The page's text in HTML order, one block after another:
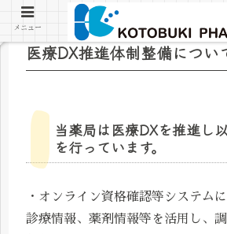
医療DX推進体制整備につい
当薬局は医療DXを推進し
を行っています。
・オンライン資格確認等システム
診療情報、薬剤情報等を活用し、
メニュー